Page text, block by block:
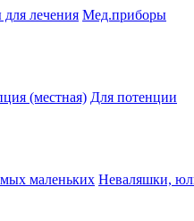
лечения Мед.приборы
(местная) Для потенции
маленьких Неваляшки,